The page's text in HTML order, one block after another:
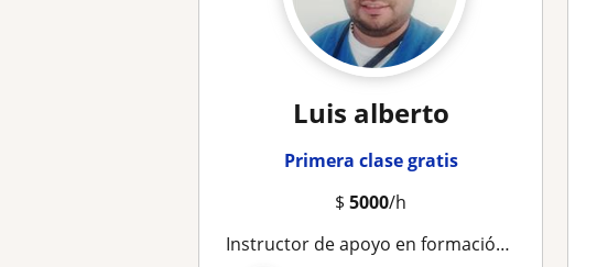
Luis alberto
Primera clase gratis
$5000/h
instructor de apoyo en formación en areas de la salud